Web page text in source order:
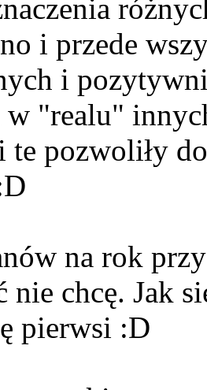
i przede
i
"realu"
te pozwoliły
na rok
nie chcę. Jak
pierwsi :D